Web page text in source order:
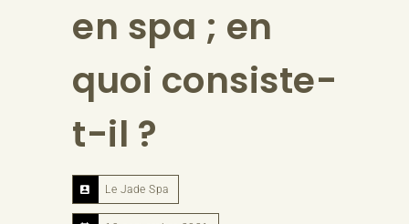
en spa ; en
quoi consiste-
t-il ?
Le Jade Spa